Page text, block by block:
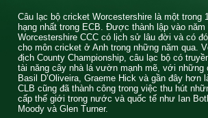
Câu lạc bộ cricket Worcestershire là một trong
hạng nhất trong ECB. Được thành lập vào năm
Worcestershire CCC có lịch sử lâu đời và có
cho môn cricket ở Anh trong những năm qua.
địch County Championship, câu lạc bộ có
tài năng cây nhà lá vườn mạnh mẽ, với những
Basil D’Oliveira, Graeme Hick và gần đây hơn
CLB cũng đã thành công trong việc thu hút
cấp thế giới trong nước và quốc tế như Ian
Moody và Glen Turner.